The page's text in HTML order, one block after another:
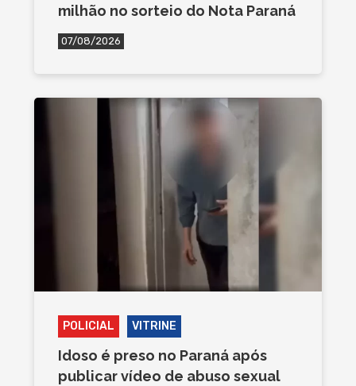
milhão no sorteio do Nota Paraná
07/08/2026
POLICIAL VITRINE
Idoso é preso no Paraná após
publicar vídeo de abuso sexual